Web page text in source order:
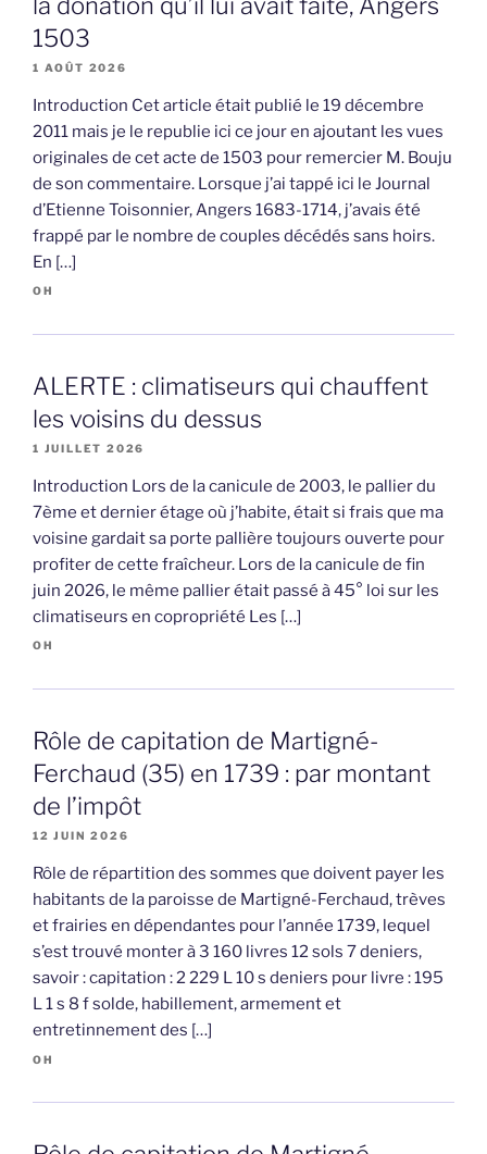
1503
1 AOÛT 2026
Introduction Cet article était publié le 19 décembre
2011 mais je le republie ici ce jour en ajoutant les vues
originales de cet acte de 1503 pour remercier M. Bouju
de son commentaire. Lorsque j’ai tappé ici le Journal
d’Etienne Toisonnier, Angers 1683-1714, j’avais été
frappé par le nombre de couples décédés sans hoirs.
En […]
OH
ALERTE : climatiseurs qui chauffent
les voisins du dessus
1 JUILLET 2026
Introduction Lors de la canicule de 2003, le pallier du
7ème et dernier étage où j’habite, était si frais que ma
voisine gardait sa porte pallière toujours ouverte pour
profiter de cette fraîcheur. Lors de la canicule de fin
juin 2026, le même pallier était passé à 45° loi sur les
climatiseurs en copropriété Les […]
OH
Rôle de capitation de Martigné-
Ferchaud (35) en 1739 : par montant
de l’impôt
12 JUIN 2026
Rôle de répartition des sommes que doivent payer les
habitants de la paroisse de Martigné-Ferchaud, trèves
et frairies en dépendantes pour l’année 1739, lequel
s’est trouvé monter à 3 160 livres 12 sols 7 deniers,
savoir : capitation : 2 229 L 10 s deniers pour livre : 195
L 1 s 8 f solde, habillement, armement et
entretinnement des […]
OH